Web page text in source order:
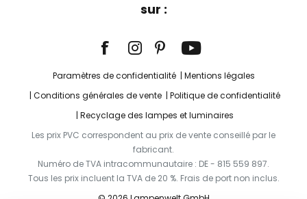
sur :
Paramètres de confidentialité
Mentions légales
Conditions générales de vente
Politique de confidentialité
Recyclage des lampes et luminaires
Les prix PVC correspondent au prix de vente conseillé par le
fabricant.
Numéro de TVA intracommunautaire : DE - 815 559 897.
Tous les prix incluent la TVA de 20 %. Frais de port non inclus.